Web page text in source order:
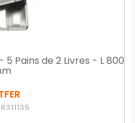
Pains de 2 Livres - L 800